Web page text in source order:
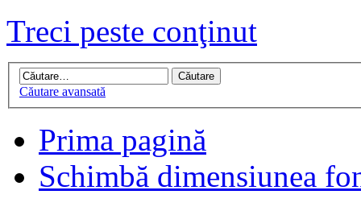
Treci peste conţinut
Căutare avansată
Prima pagină
Schimbă dimensiunea